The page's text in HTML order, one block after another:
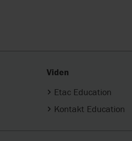
Viden
Etac Education
Kontakt Education